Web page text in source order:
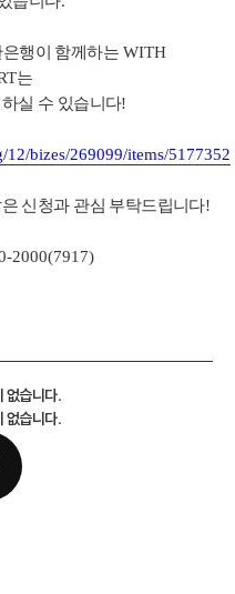
행이 함께하는 WITH
는
실 수 있습니다!
bizes/269099/items/5177352
신청과 관심 부탁드립니다!
2000(7917)
없습니다.
없습니다.